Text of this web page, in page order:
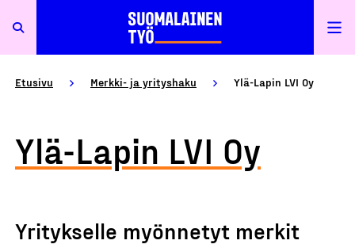
Etusivu Merkki- ja yrityshaku Ylä-Lapin LVI Oy
Ylä-Lapin LVI Oy
Yritykselle myönnetyt merkit